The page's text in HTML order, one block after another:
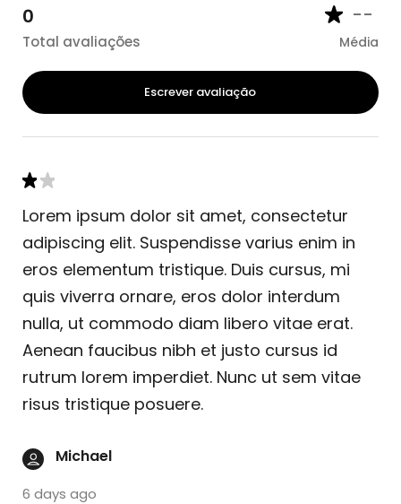
0
Total avaliações
--
Média
Escrever avaliação
Lorem ipsum dolor sit amet, consectetur
adipiscing elit. Suspendisse varius enim in
eros elementum tristique. Duis cursus, mi
quis viverra ornare, eros dolor interdum
nulla, ut commodo diam libero vitae erat.
Aenean faucibus nibh et justo cursus id
rutrum lorem imperdiet. Nunc ut sem vitae
risus tristique posuere.
Michael
6 days ago